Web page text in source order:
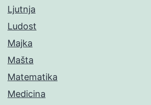
Ljutnja
Ludost
Majka
Mašta
Matematika
Medicina